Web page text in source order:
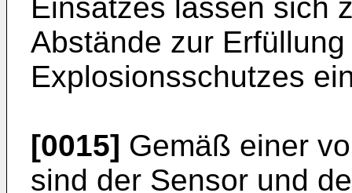
Einsatzes lassen sich
Abstände zur
Explosionsschutzes
[0015] Gemäß einer
sind der Sensor und